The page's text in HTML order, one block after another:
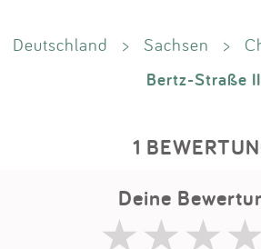
Deutschland > Sachsen >
Bertz-Straße II
1
Deine